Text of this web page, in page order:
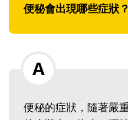
便秘會出現哪些症狀？
便秘的症狀，隨著嚴